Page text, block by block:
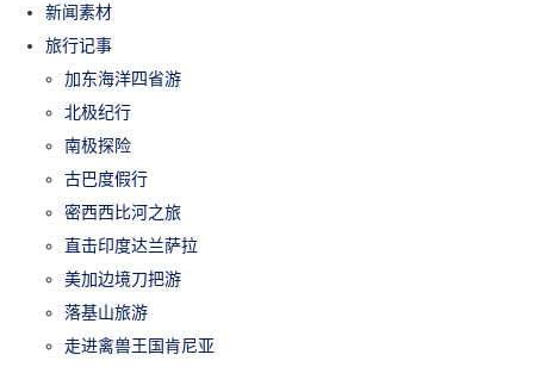
新闻素材
旅行记事
加东海洋四省游
北极纪行
南极探险
古巴度假行
密西西比河之旅
直击印度达兰萨拉
美加边境刀把游
落基山旅游
走进禽兽王国肯尼亚